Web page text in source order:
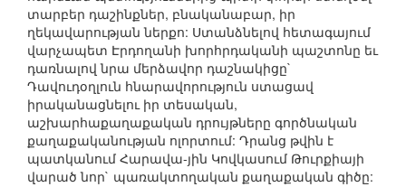
տարբեր դաշինքներ, բնականաբար, իր
ղեկավարության ներքո: Ստանձնելով հետագայում
վարչապետ Էրդողանի խորհրդականի պաշտոնը եւ
դառնալով նրա մերձավոր դաշնակիցը`
Դավուդօղլուն հնարավորություն ստացավ
իրականացնելու իր տեսական,
աշխարհաքաղաքական դրույթները գործնական
քաղաքականության ոլորտում: Դրանց թվին է
պատկանում Հարավա-յին Կովկասում Թուրքիայի
վարած նոր` պառակտողական քաղաքական գիծը: